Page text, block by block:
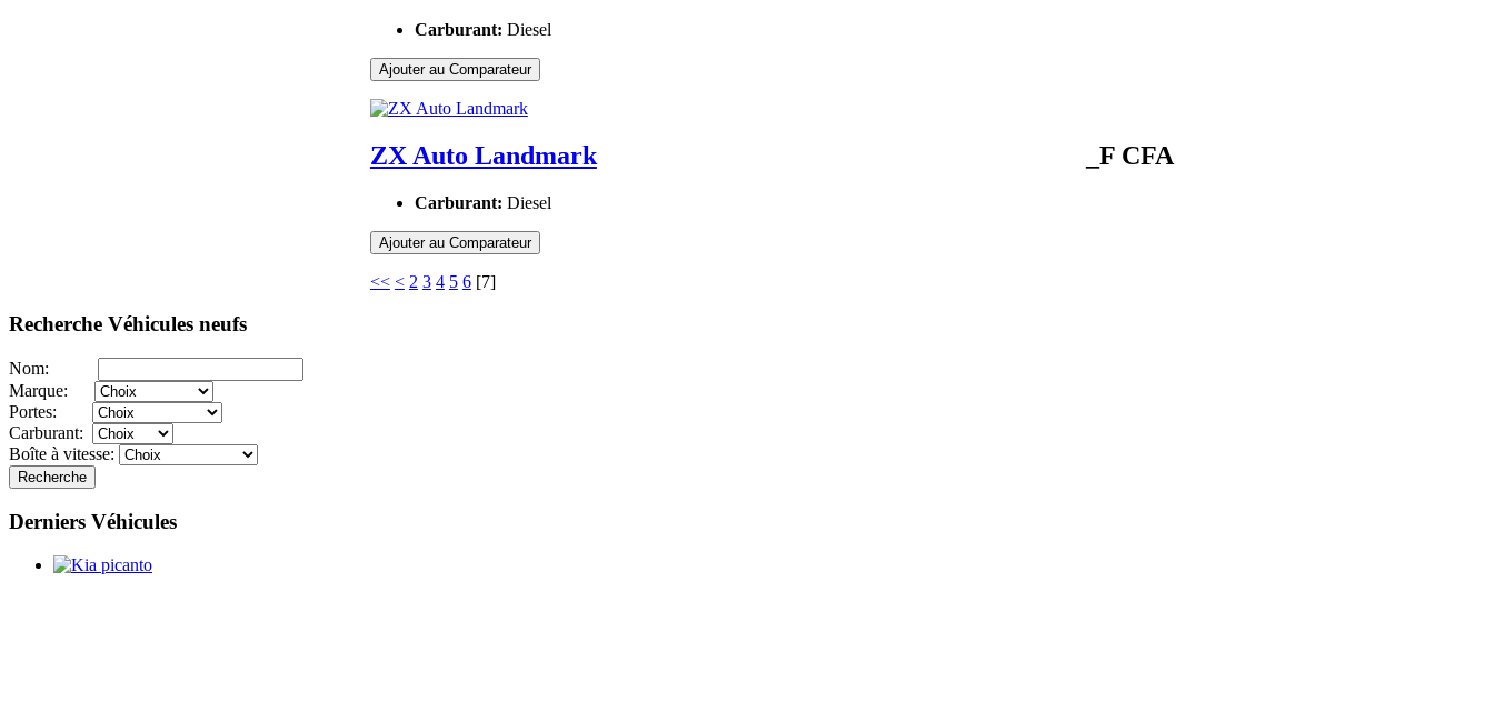
Carburant: Diesel
Ajouter au Comparateur
ZX Auto Landmark _F CFA
Carburant: Diesel
Ajouter au Comparateur
<< < 2 3 4 5 6[7]
Recherche Véhicules neufs
Nom:
Marque:
Portes:
Carburant:
Boîte à vitesse:
Recherche
Derniers Véhicules